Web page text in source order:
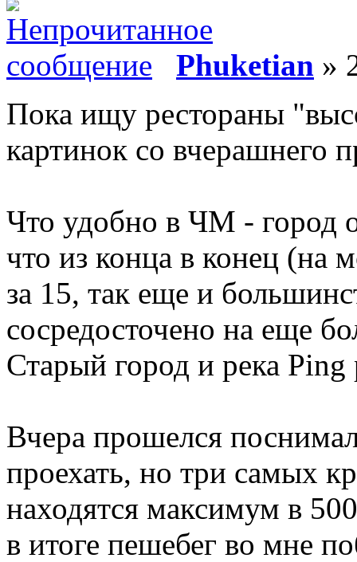
Phuketian »
Пока ищу рестораны
картинок со вчерашнего
Что удобно в ЧМ - город
что из конца в конец (на
за 15, так еще и
сосредосточено на еще
Старый город и река
Вчера прошелся
проехать, но три самых
находятся максимум в
в итоге пешебег во мне